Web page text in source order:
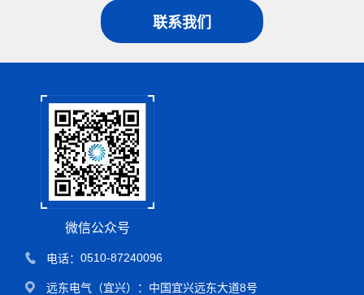
联系我们
微信公众号
电话： 0510-87240096
远东电气（宜兴）： 中国宜兴远东大道8号